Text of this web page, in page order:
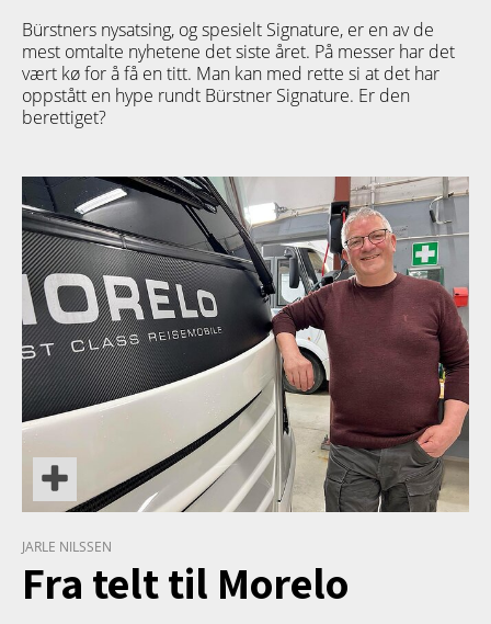
Bürstners nysatsing, og spesielt Signature, er en av de
mest omtalte nyhetene det siste året. På messer har det
vært kø for å få en titt. Man kan med rette si at det har
oppstått en hype rundt Bürstner Signature. Er den
berettiget?
TETT PÅ
JARLE NILSSEN
Fra telt til Morelo